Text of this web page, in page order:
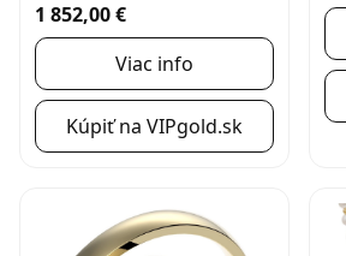
1 852,00 €
Viac info
Kúpiť na VIPgold.sk